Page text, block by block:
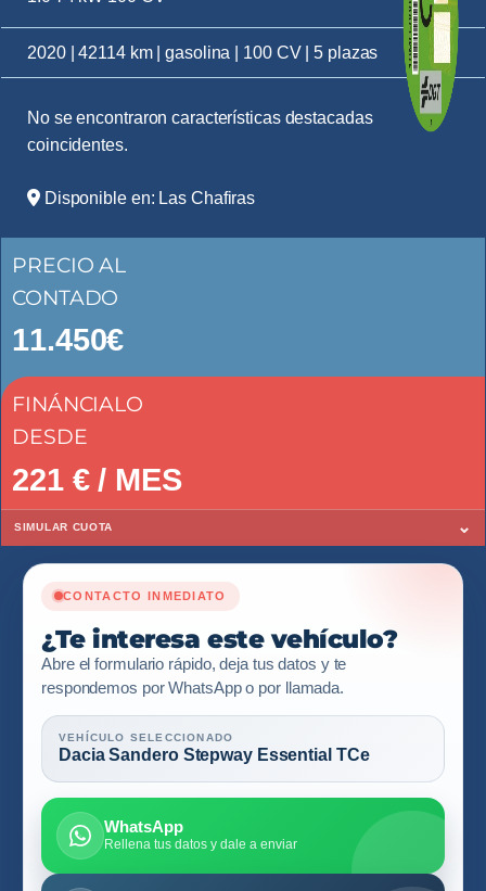
2020 | 42114 km | gasolina | 100 CV | 5 plazas
No se encontraron características destacadas
coincidentes.
Disponible en: Las Chafiras
PRECIO AL
CONTADO
11.450€
FINÁNCIALO
DESDE
221€ / MES
SIMULAR CUOTA ⌄
CONTACTO INMEDIATO
¿Te interesa este vehículo?
Abre el formulario rápido, deja tus datos y te
respondemos por WhatsApp o por llamada.
VEHÍCULO SELECCIONADO
Dacia Sandero Stepway Essential TCe
WhatsApp
Rellena tus datos y dale a enviar